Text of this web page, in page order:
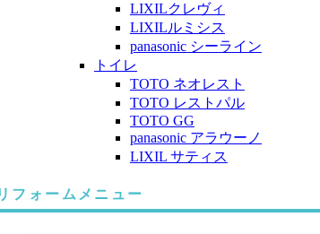
LIXILクレヴィ
LIXILルミシス
panasonic シーライン
トイレ
TOTO ネオレスト
TOTO レストパル
TOTO GG
panasonic アラウーノ
LIXIL サティス
フォームメニュー